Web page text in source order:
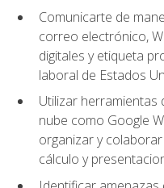
Comunicarte de
correo electrónico,
digitales y etiqueta
laboral de Estados
Utilizar herramientas
nube como Google
organizar y
cálculo y